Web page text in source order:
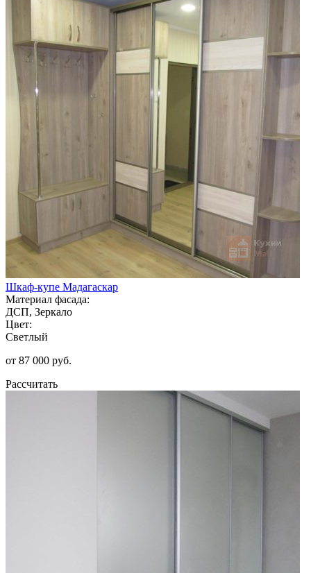
Шкаф-купе Мадагаскар
Материал фасада:
ДСП, Зеркало
Цвет:
Светлый
от 87 000 руб.
Рассчитать